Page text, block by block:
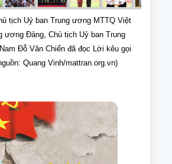
tịch Uỷ ban Trung ương MTTQ Việt
ương Đảng, Chủ tịch Uỷ ban Trung
Đỗ Văn Chiến đã đọc Lời kêu gọi
Quang Vinh/mattran.org.vn)